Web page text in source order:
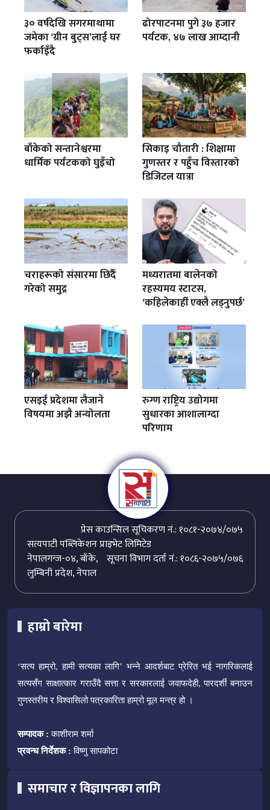
३० वर्षदेखि सगरमाथामा
जमेका ‘ग्रीन बुट्स’लाई घर
फर्काइँदै
ढोरपाटनमा पुगे ३७ हजार
पर्यटक, ४७ लाख आम्दानी
बाँकेको सन्तानेश्वरमा
धार्मिक पर्यटकको घुइँचो
सिकाइ चौतारी : शिक्षामा
गुणस्तर र पहुँच विस्तारको
डिजिटल यात्रा
चराहरूको संसारमा छिर्दै
गरेको समुद्र
मध्यरातमा बालेनको
रहस्यमय स्टाटस,
‘कहिलेकाहीँ एक्लै लड्नुपर्छ’
एसइई प्रदेशमा लैजाने
विषयमा अझै अन्योलता
रुग्ण राष्ट्रिय उद्योगमा
सुधारका आशालाग्दा
परिणाम
प्रेस काउन्सिल सूचिकरण नं.: १०८१-२०७४/०७५
सत्यपाटी पब्लिकेशन प्राइभेट लिमिटेड
सूचना विभाग दर्ता नं.: १०८६-२०७५/०७६
नेपालगन्ज-०४, बाँके,
लुम्बिनी प्रदेश, नेपाल
हाम्रो बारेमा
‘सत्य हाम्रो, हामी सत्यका लागि’ भन्ने आदर्शबाट प्रेरित भई नागरिकलाई
सत्यसँग साक्षात्कार गराउँदै सत्ता र सरकारलाई जवाफदेही, पारदर्शी बनाउन
गुणस्तरीय र विश्वासिलो पत्रकारिता हाम्रो मूल मन्त्र हो ।
सम्पादक : काशीराम शर्मा
प्रवन्ध निर्देशक : विष्णु सापकोटा
समाचार र विज्ञापनका लागि